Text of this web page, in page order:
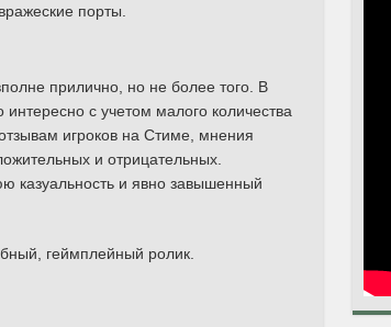
порты.
прилично, но не более того. В
с учетом малого количества
игроков на Стиме, мнения
и отрицательных.
казуальность и явно завышенный
геймплейный ролик.